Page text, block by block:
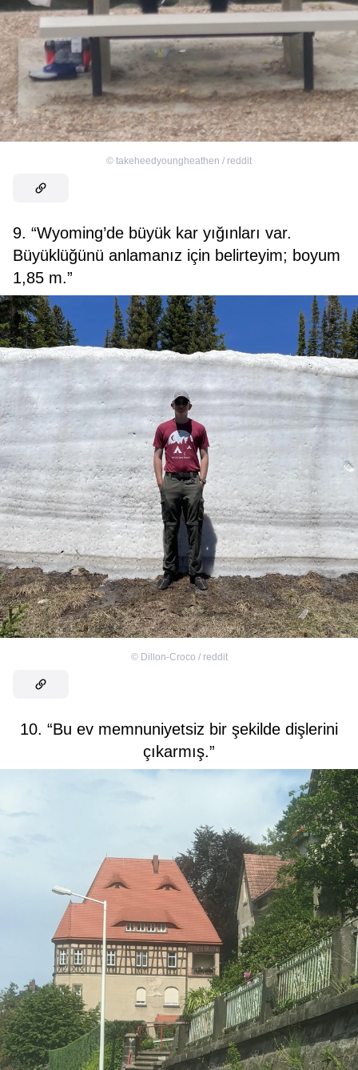
© takeheedyoungheathen / reddit
9. “Wyoming’de büyük kar yığınları var.
Büyüklüğünü anlamanız için belirteyim; boyum
1,85 m.”
© Dillon-Croco / reddit
10. “Bu ev memnuniyetsiz bir şekilde dişlerini
çıkarmış.”